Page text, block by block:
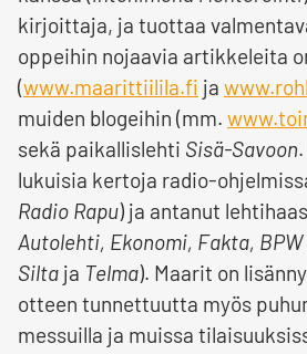
kirjoittaja, ja tuottaa
oppeihin nojaavia artikkeleita
(www.maarittiilila.fi ja
muiden blogeihin (mm.
sekä paikallislehti Sisä-Savoon
lukuisia kertoja radio-
Radio Rapu) ja antanut
Autolehti, Ekonomi, Fakta,
Silta ja Telma). Maarit on
otteen tunnettuutta myös
messuilla ja muissa